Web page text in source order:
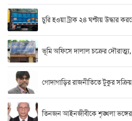
চুরি হওয়া ট্রাক ২৪ ঘণ্টায় উদ্ধার
ভূমি অফিসে দালাল চক্রের
গোদাগাড়ির রাজনীতিতে টুকুর
তিনজন আইনজীবীকে শৃঙ্খলা ভঙ্গের